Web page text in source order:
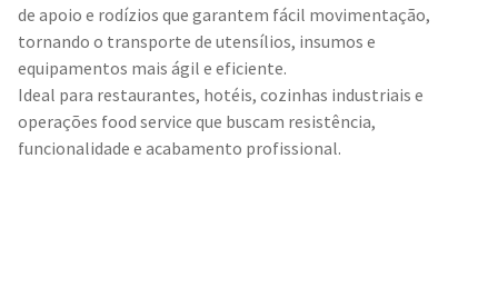
de apoio e rodízios que garantem fácil movimentação,
tornando o transporte de utensílios, insumos e
equipamentos mais ágil e eficiente.
Ideal para restaurantes, hotéis, cozinhas industriais e
operações food service que buscam resistência,
funcionalidade e acabamento profissional.